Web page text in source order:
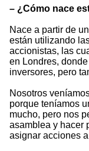
– ¿Cómo nace
Nace a partir de
están utilizando
accionistas, las
en Londres,
inversores, pero
Nosotros
porque teníamos
mucho, pero nos
asamblea y hacer
asignar acciones